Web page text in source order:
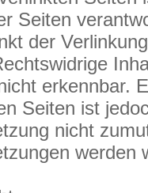
Seiten
der
erkennbar.
Seiten ist
nicht
werden